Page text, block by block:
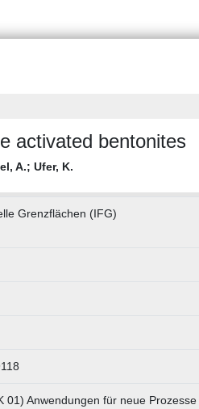
activated bentonites
A.; Ufer, K.
Grenzflächen (IFG)
01) Anwendungen für neue